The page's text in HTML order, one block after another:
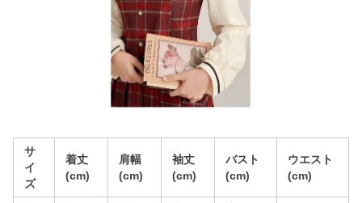
サ
イ
ズ
着丈
(cm)
肩幅
(cm)
袖丈
(cm)
バスト
(cm)
ウエスト
(cm)